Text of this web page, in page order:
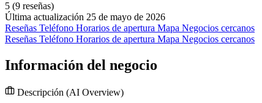
5 (9 reseñas)
Última actualización 25 de mayo de 2026
Reseñas Teléfono Horarios de apertura Mapa Negocios cercanos
Reseñas Teléfono Horarios de apertura Mapa Negocios cercanos
Información del negocio
Descripción (AI Overview)